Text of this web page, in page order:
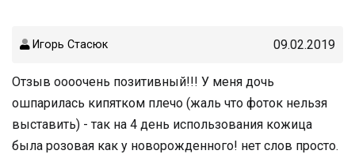
Игорь Стасюк 09.02.2019
Отзыв оооочень позитивный!!! У меня дочь
ошпарилась кипятком плечо (жаль что фоток нельзя
выставить) - так на 4 день использования кожица
была розовая как у новорожденного! нет слов просто.